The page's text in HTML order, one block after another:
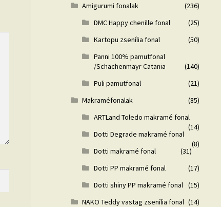
Amigurumi fonalak
(236)
DMC Happy chenille fonal
(25)
Kartopu zsenília fonal
(50)
Panni 100% pamutfonal
/Schachenmayr Catania
(140)
Puli pamutfonal
(21)
Makraméfonalak
(85)
ARTLand Toledo makramé fonal
(14)
Dotti Degrade makramé fonal
(8)
Dotti makramé fonal
(31)
Dotti PP makramé fonal
(17)
Dotti shiny PP makramé fonal (15)
NAKO Teddy vastag zsenília fonal (14)